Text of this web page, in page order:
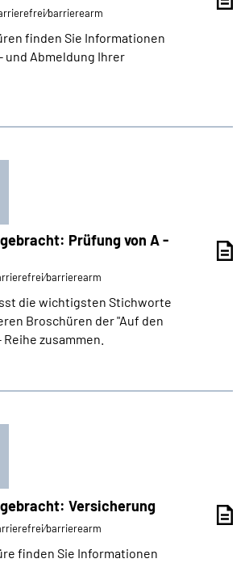
finden Sie Informationen
und Abmeldung Ihrer
Prüfung von A -
die wichtigsten Stichworte
Broschüren der "Auf den
zusammen.
Versicherung
finden Sie Informationen